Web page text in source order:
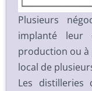
Plusieurs
implanté leur
production ou
local de
Les